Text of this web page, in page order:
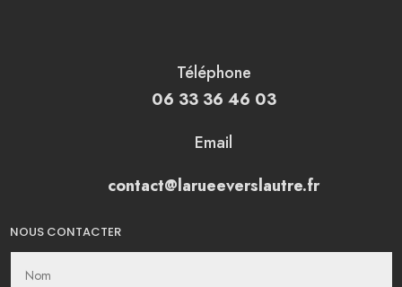
Téléphone
06 33 36 46 03
Email
contact@larueeverslautre.fr
NOUS CONTACTER